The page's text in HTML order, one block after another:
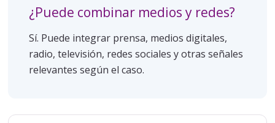
¿Puede combinar medios y redes?
Sí. Puede integrar prensa, medios digitales,
radio, televisión, redes sociales y otras señales
relevantes según el caso.